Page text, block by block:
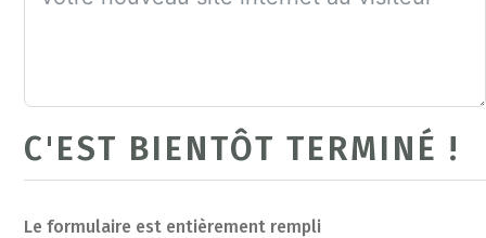
C'EST BIENTÔT TERMINÉ !
Le formulaire est entièrement rempli